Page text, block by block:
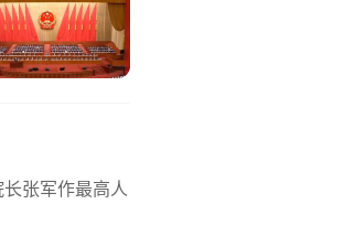
张军作最高人